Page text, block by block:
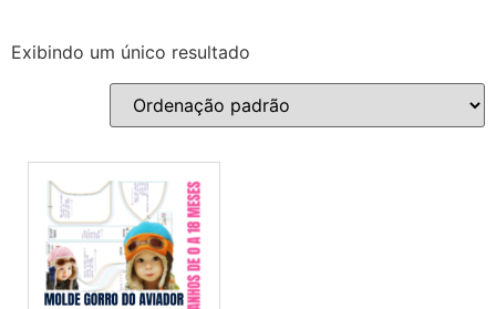
Exibindo um único resultado